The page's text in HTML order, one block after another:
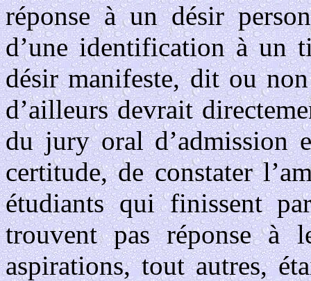
réponse à un désir
d’une identification à un
désir manifeste, dit ou
d’ailleurs devrait
du jury oral d’admission
certitude, de constater
étudiants qui finissent
trouvent pas réponse à
aspirations, tout autres,